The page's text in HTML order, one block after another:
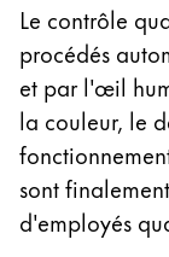
Sweden
svenska
Türkiye
Türkçe
Amérique
Cette région
Amérique
Le contrôle
procédés
et par l'œil
la couleur, le
sont
d'employés